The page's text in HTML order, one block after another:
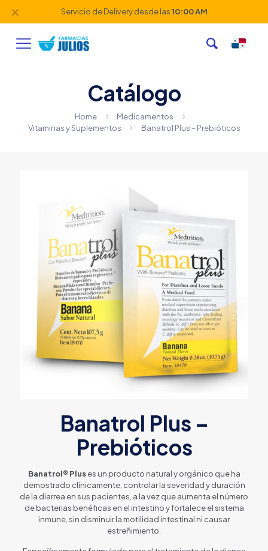
Servicio de Delivery desde las10:00 AM
✕
Catálogo
Home
Medicamentos
Vitaminas y Suplementos
Banatrol Plus – Prebióticos
Banatrol Plus –
Prebióticos
Banatrol® Pluses un producto natural y orgánico que ha
demostrado clínicamente, controlar la severidad y duración
de la diarrea en sus pacientes, a la vez que aumenta el número
de bacterias benéficas en el intestino y fortalece el sistema
inmune, sin disminuir la motilidad intestinal ni causar
estreñimiento.